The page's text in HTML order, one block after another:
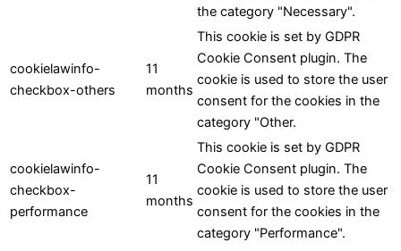
the category "Necessary".
cookielawinfo-
checkbox-others
11
months
This cookie is set by GDPR
Cookie Consent plugin. The
cookie is used to store the user
consent for the cookies in the
category "Other.
cookielawinfo-
checkbox-
performance
11
months
This cookie is set by GDPR
Cookie Consent plugin. The
cookie is used to store the user
consent for the cookies in the
category "Performance".